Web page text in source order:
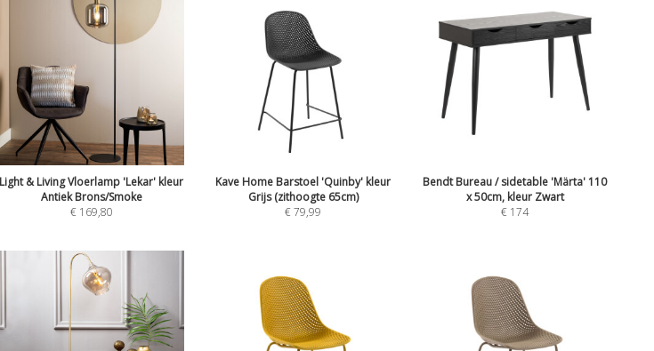
Light & Living Vloerlamp 'Lekar' kleur
Antiek Brons/Smoke
€ 169,80
Kave Home Barstoel 'Quinby' kleur
Grijs (zithoogte 65cm)
€79,99
Bendt Bureau / sidetable 'Märta' 110
x 50cm, kleur Zwart
€ 174